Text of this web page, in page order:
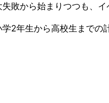
敗から始まりつつも、イ
2年生から高校生まで